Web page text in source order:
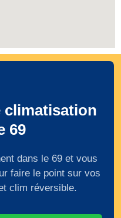
climatisation
69
dans le 69 et vous
faire le point sur vos
clim réversible.